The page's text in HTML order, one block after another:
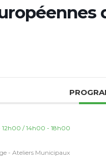
/ 14h00 - 18h00
- Ateliers Municipaux